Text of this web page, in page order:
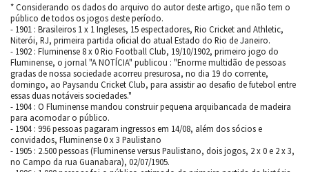
* Considerando os dados do arquivo do autor deste artigo, que não tem o
público de todos os jogos deste período.
- 1901 : Brasileiros 1 x 1 Ingleses, 15 espectadores, Rio Cricket and Athletic,
Niterói, RJ, primeira partida oficial do atual Estado do Rio de Janeiro.
- 1902 : Fluminense 8 x 0 Rio Football Club, 19/10/1902, primeiro jogo do
Fluminense, o jornal "A NOTÍCIA" publicou : "Enorme multidão de pessoas
gradas de nossa sociedade acorreu presurosa, no dia 19 do corrente,
domingo, ao Paysandu Cricket Club, para assistir ao desafio de futebol entre
essas duas notáveis sociedades."
- 1904 : O Fluminense mandou construir pequena arquibancada de madeira
para acomodar o público.
- 1904 : 996 pessoas pagaram ingressos em 14/08, além dos sócios e
convidados, Fluminense 0 x 3 Paulistano
- 1905 : 2.500 pessoas (Fluminense versus Paulistano, dois jogos, 2 x 0 e 2 x 3,
no Campo da rua Guanabara), 02/07/1905.